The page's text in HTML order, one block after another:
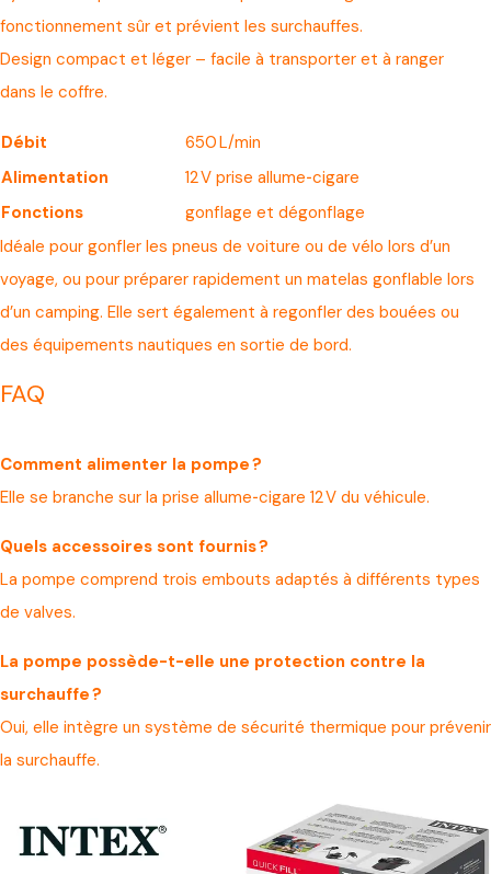
fonctionnement sûr et prévient les surchauffes.
Design compact et léger – facile à transporter et à ranger
dans le coffre.
Débit
650 L/min
Alimentation
12 V prise allume‑cigare
Fonctions
gonflage et dégonflage
Idéale pour gonfler les pneus de voiture ou de vélo lors d’un
voyage, ou pour préparer rapidement un matelas gonflable lors
d’un camping. Elle sert également à regonfler des bouées ou
des équipements nautiques en sortie de bord.
FAQ
Comment alimenter la pompe ?
Elle se branche sur la prise allume‑cigare 12 V du véhicule.
Quels accessoires sont fournis ?
La pompe comprend trois embouts adaptés à différents types
de valves.
La pompe possède-t-elle une protection contre la
surchauffe ?
Oui, elle intègre un système de sécurité thermique pour prévenir
la surchauffe.